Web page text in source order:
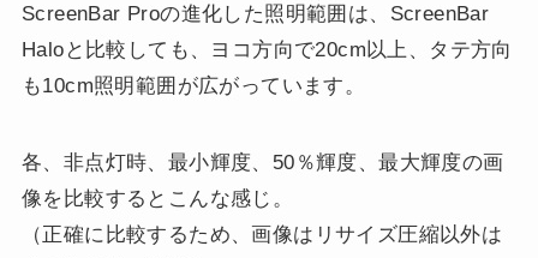
ScreenBar Proの進化した照明範囲は、ScreenBar
Haloと比較しても、ヨコ方向で20cm以上、タテ方向
も10cm照明範囲が広がっています。
各、非点灯時、最小輝度、50％輝度、最大輝度の画
像を比較するとこんな感じ。
（正確に比較するため、画像はリサイズ圧縮以外は